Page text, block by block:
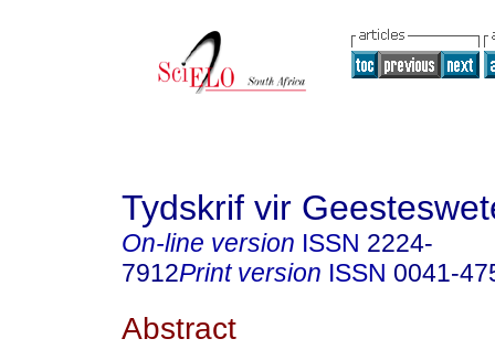
Tydskrif vir
On-line version ISSN 2224-
7912Print version ISSN 0041-
Abstract